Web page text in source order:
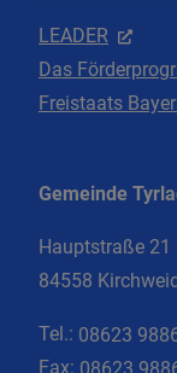
LEADER
Das
Freistaats
Gemeinde
Hauptstraße 21
84558
Tel.: 08623
Fax: 08623